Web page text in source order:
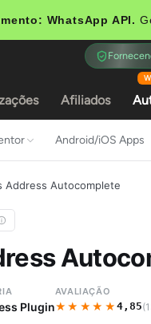
WhatsApp API.
Afiliados
Android/iOS Apps
Address Autocomplete
Plugin
AVALIAÇÃO
★★★★★
★★★★★4,85